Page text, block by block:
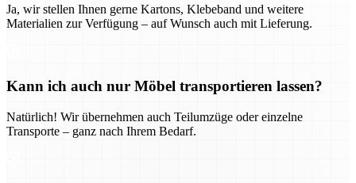
Ja, wir stellen Ihnen gerne Kartons, Klebeband und weitere
Materialien zur Verfügung – auf Wunsch auch mit Lieferung.
Kann ich auch nur Möbel transportieren lassen?
Natürlich! Wir übernehmen auch Teilumzüge oder einzelne
Transporte – ganz nach Ihrem Bedarf.